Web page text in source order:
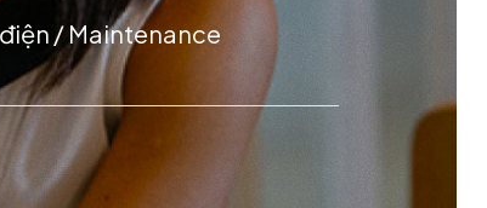
/ Maintenance